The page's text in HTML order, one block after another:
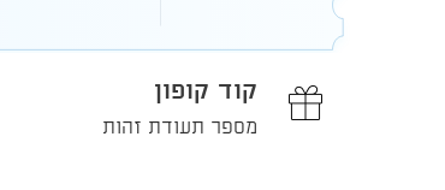
קוד קופון
מספר תעודת זהות